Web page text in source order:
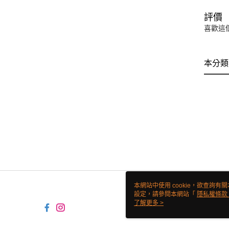
評價
喜歡這
本分
本網站中使用 cookie，欲查詢有
設定，請參閱本網站「 隱私權條款
使用 cookie。
了解更多 >